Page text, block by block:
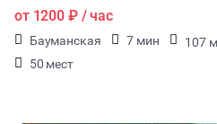
от 1200 ₽/ час
Бауманская 7 мин 107 м
50 мест